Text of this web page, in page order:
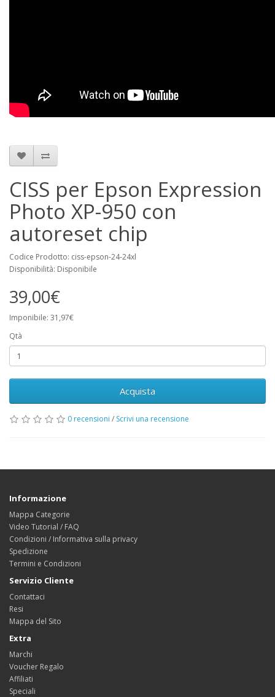
CISS per Epson Expression
Photo XP-950 con
autoreset chip
Codice Prodotto: ciss-epson-24-24xl
Disponibilità: Disponibile
39,00€
Imponibile: 31,97€
Qtà
Acquista
0 recensioni / Scrivi una recensione
Informazione
Mappa Categorie
Video Tutorial / FAQ
Condizioni / Informativa sulla privacy
Spedizione
Termini e Condizioni
Servizio Cliente
Contattaci
Resi
Mappa del Sito
Extra
Marchi
Voucher Regalo
Affiliati
Speciali